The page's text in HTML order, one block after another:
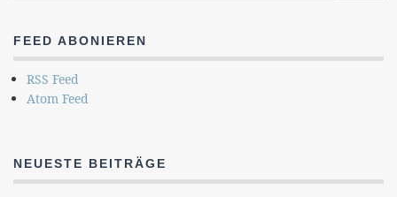
FEED ABONIEREN
RSS Feed
Atom Feed
NEUESTE BEITRÄGE